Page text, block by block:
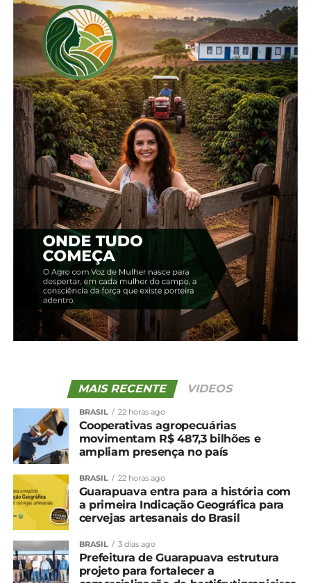
Período de emergência zoossanitária para a
doença de Newcastle chega ao fim no RS
NÃO PERCA
Assembleia Anual da Afubra define regras do
Sistema Mutualista
MAIS RECENTE VIDEOS
BRASIL 22 horas ago
Cooperativas agropecuárias
movimentam R$ 487,3 bilhões e
ampliam presença no país
BRASIL 22 horas ago
Guarapuava entra para a história com
a primeira Indicação Geográfica para
cervejas artesanais do Brasil
BRASIL 3 dias ago
Prefeitura de Guarapuava estrutura
projeto para fortalecer a